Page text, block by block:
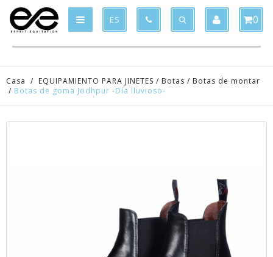
ES 0
Casa / EQUIPAMIENTO PARA JINETES / Botas / Botas de montar
/ Botas de goma Jodhpur -Día lluvioso-
Product added to the cart x
Product deleted from the cart x